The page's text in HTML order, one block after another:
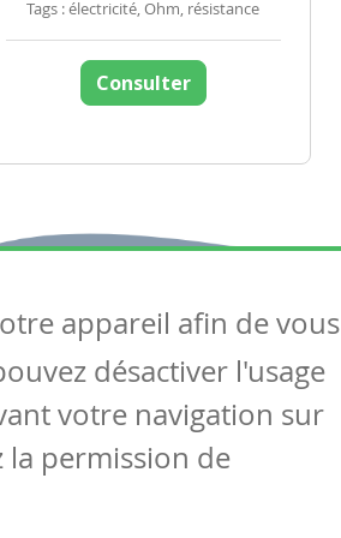
Tags : électricité, Ohm, résistance
Consulter
nous
nous
scolaire
appareil afin de vous
désactiver l'usage
votre navigation sur
la permission de